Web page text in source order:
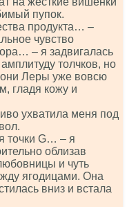
пупок.
продукта… –
чувство
– я задвигалась
толчков, но
Леры уже вовсю
гладя кожу и
ухватила меня под
точки G… – я
облизав
и чуть
ягодицами. Она
вниз и встала